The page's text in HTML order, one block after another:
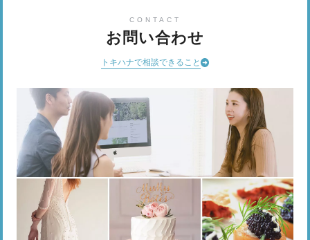
CONTACT
お問い合わせ
トキハナで相談できること